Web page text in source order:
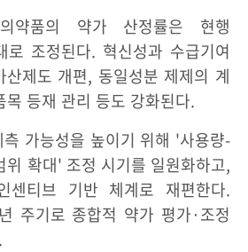
약품의 약가 산정률은 현행
조정된다. 혁신성과 수급기여
제도 개편, 동일성분 제제의 계
등재 관리 등도 강화된다.
가능성을 높이기 위해 '사용량-
확대' 조정 시기를 일원화하고,
센티브 기반 체계로 재편한다.
주기로 종합적 약가 평가·조정